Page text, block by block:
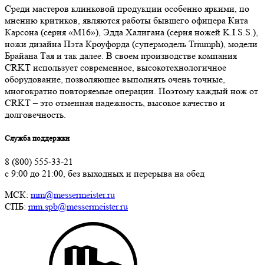
Среди мастеров клинковой продукции особенно яркими, по
мнению критиков, являются работы бывшего офицера Кита
Карсона (серия «М16»), Эдда Халигана (серия ножей K.I.S.S.),
ножи дизайна Пэта Кроуфорда (супермодель Triumph), модели
Брайана Тая и так далее. В своем производстве компания
CRKT использует современное, высокотехнологичное
оборудование, позволяющее выполнять очень точные,
многократно повторяемые операции. Поэтому каждый нож от
CRKT – это отменная надежность, высокое качество и
долговечность.
Служба поддержки
8 (800) 555-33-21
с 9:00 до 21:00, без выходных и перерыва на обед
МСК: mm@messermeister.ru
СПБ: mm.spb@messermeister.ru